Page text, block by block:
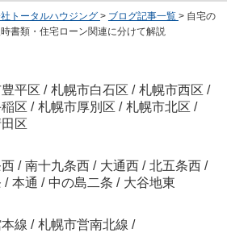
トータルハウジング > ブログ記事一覧 > 自宅の
書類・住宅ローン関連に分けて解説
平区 / 札幌市白石区 / 札幌市西区 /
区 / 札幌市厚別区 / 札幌市北区 /
区
/ 南十九条西 / 大通西 / 北五条西 /
/ 本通 / 中の島二条 / 大谷地東
線 / 札幌市営南北線 /